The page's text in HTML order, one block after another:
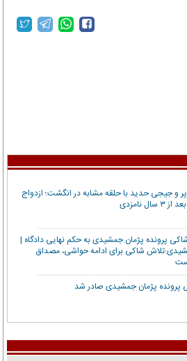
و جیجی حدید با حلقه‌ مشابه در انگشت؛ ازدواج
نامزدی
پرونده پژمان جمشیدی به حکم نهایی دادگاه |
شاکی برای ادامه حواشی، مصداق
پرونده پژمان جمشیدی صادر شد